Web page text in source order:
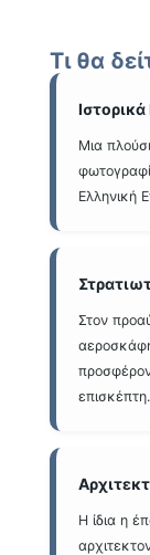
Τι θα
Μια
Ελληνική
Στον
επισκέπτη.
Η ίδια η